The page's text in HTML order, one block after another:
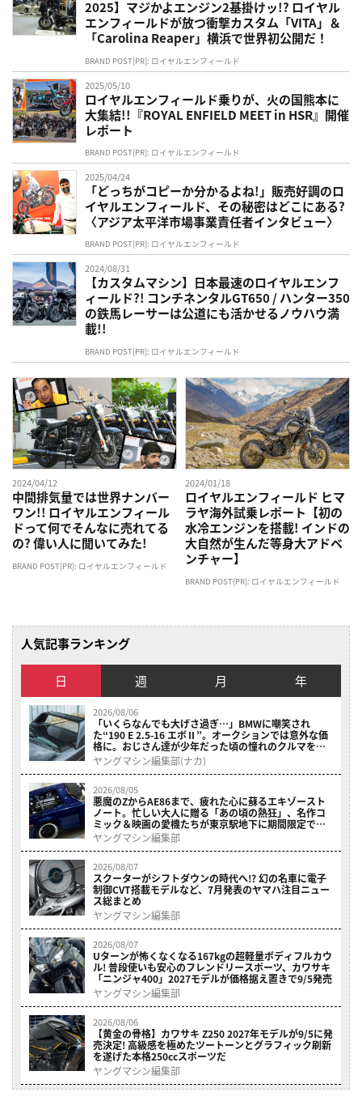
2025】マジかよエンジン2基掛けッ!? ロイヤル
エンフィールドが放つ衝撃カスタム「VITA」＆
「Carolina Reaper」横浜で世界初公開だ！
BRAND POST[PR]: ロイヤルエンフィールド
2025/05/10
ロイヤルエンフィールド乗りが、火の国熊本に
大集結!!『ROYAL ENFIELD MEET in HSR』開催
レポート
BRAND POST[PR]: ロイヤルエンフィールド
2025/04/24
「どっちがコピーか分かるよね!」販売好調のロ
イヤルエンフィールド、その秘密はどこにある?
〈アジア太平洋市場事業責任者インタビュー〉
BRAND POST[PR]: ロイヤルエンフィールド
2024/08/31
【カスタムマシン】日本最速のロイヤルエンフ
ィールド?! コンチネンタルGT650 / ハンター350
の鉄馬レーサーは公道にも活かせるノウハウ満
載!!
BRAND POST[PR]: ロイヤルエンフィールド
2024/04/12
中間排気量では世界ナンバー
ワン!! ロイヤルエンフィール
ドって何でそんなに売れてる
の? 偉い人に聞いてみた!
BRAND POST[PR]: ロイヤルエンフィールド
2024/01/18
ロイヤルエンフィールド ヒマ
ラヤ海外試乗レポート【初の
水冷エンジンを搭載! インドの
大自然が生んだ等身大アドベ
ンチャー】
BRAND POST[PR]: ロイヤルエンフィールド
人気記事ランキング
日 週 月 年
2026/08/06
「いくらなんでも大げさ過ぎ…」BMWに嘲笑され
た“190 E 2.5-16 エボⅡ”。オークションでは意外な価
格に。おじさん達が少年だった頃の憧れのクルマを深
堀り
ヤングマシン編集部(ナカ)
2026/08/05
悪魔のZからAE86まで、疲れた心に蘇るエキゾースト
ノート。忙しい大人に贈る「あの頃の熱狂」、名作コ
ミック＆映画の愛機たちが東京駅地下に期間限定で集
結！
ヤングマシン編集部
2026/08/07
スクーターがシフトダウンの時代へ!? 幻の名車に電子
制御CVT搭載モデルなど、7月発表のヤマハ注目ニュー
ス総まとめ
ヤングマシン編集部
2026/08/07
Uターンが怖くなくなる167kgの超軽量ボディフルカウ
ル! 普段使いも安心のフレンドリースポーツ、カワサキ
「ニンジャ400」2027モデルが価格据え置きで9/5発売
ヤングマシン編集部
2026/08/06
【黄金の骨格】カワサキ Z250 2027年モデルが9/5に発
売決定! 高級感を極めたツートーンとグラフィック刷新
を遂げた本格250ccスポーツだ
ヤングマシン編集部